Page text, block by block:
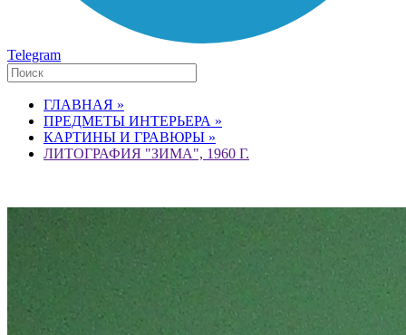
Telegram
ГЛАВНАЯ »
ПРЕДМЕТЫ ИНТЕРЬЕРА »
КАРТИНЫ И ГРАВЮРЫ »
ЛИТОГРАФИЯ "ЗИМА", 1960 Г.